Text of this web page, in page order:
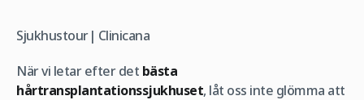
Sjukhustour| Clinicana
När vi letar efter det bästa
hårtransplantationssjukhuset, låt oss inte glömma att